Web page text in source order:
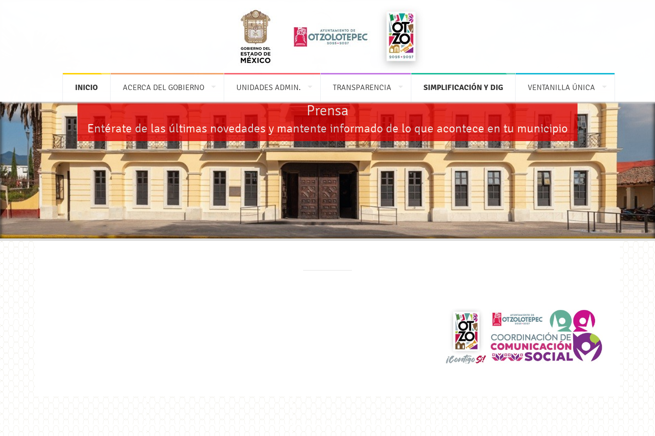
INICIO ACERCA DEL GOBIERNO UNIDADES ADMIN. TRANSPARENCIA SIMPLIFICACIÓN Y DIG VENTANILLA ÚNICA
Prensa
Entérate de las últimas novedades y mantente informado de lo que acontece en tu municipio